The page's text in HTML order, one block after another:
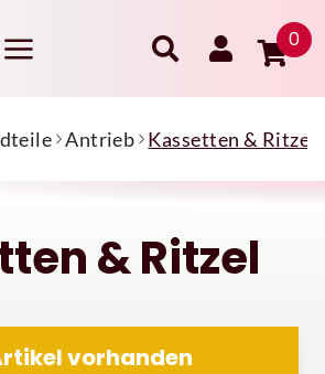
0
Antrieb Kassetten & Ritzel
& Ritzel
vorhanden